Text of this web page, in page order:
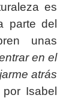
es
parte del
unas
en el
atrás
Isabel